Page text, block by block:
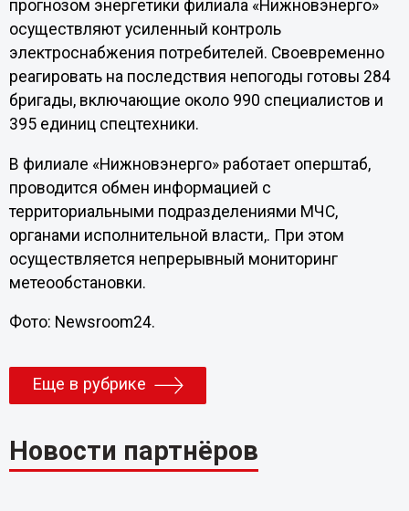
прогнозом энергетики филиала «Нижновэнерго»
осуществляют усиленный контроль
электроснабжения потребителей. Своевременно
реагировать на последствия непогоды готовы 284
бригады, включающие около 990 специалистов и
395 единиц спецтехники.
В филиале «Нижновэнерго» работает оперштаб,
проводится обмен информацией с
территориальными подразделениями МЧС,
органами исполнительной власти,. При этом
осуществляется непрерывный мониторинг
метеообстановки.
Фото: Newsroom24.
Еще в рубрике
Новости партнёров